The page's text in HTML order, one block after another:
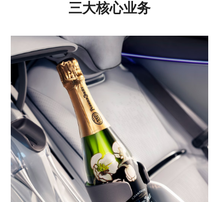
三大核心业务